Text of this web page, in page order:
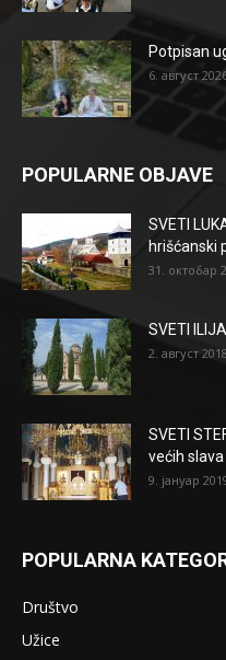
Potpisan
6. август
POPULARNE OBJAVE
SVETI
hrišćanski
31. октобар
SVETI
2. август 2018.
SVETI
većih
9. јануар
POPULARNA
Društvo
Užice